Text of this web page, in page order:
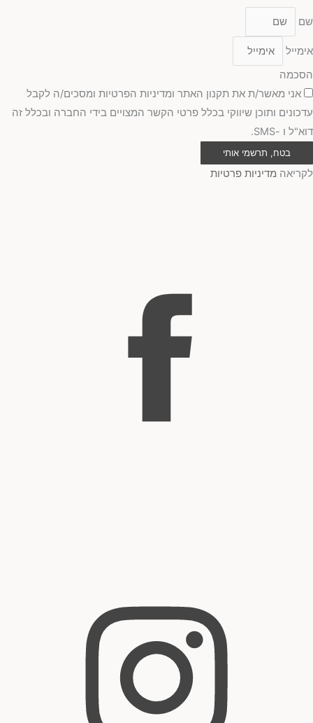
שם
אימייל
הסכמה
אני מאשר/ת את תקנון האתר ומדיניות הפרטיות ומסכים/ה לקבל
עדכונים ותוכן שיווקי בכלל פרטי הקשר המצויים בידי החברה ובכלל זה
דוא"ל ו -SMS.
בטח, תרשמי אותי
לקריאה מדיניות פרטיות